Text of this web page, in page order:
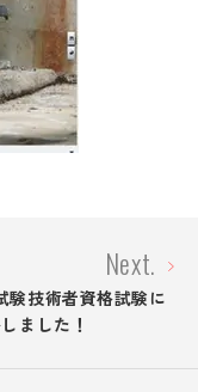
Next.
験技術者資格試験に
ました！